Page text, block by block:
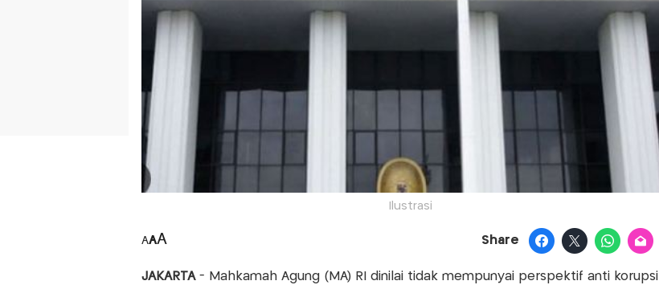
Ilustrasi
AAA Share
JAKARTA - Mahkamah Agung (MA) RI dinilai tidak mempunyai perspektif anti korupsi